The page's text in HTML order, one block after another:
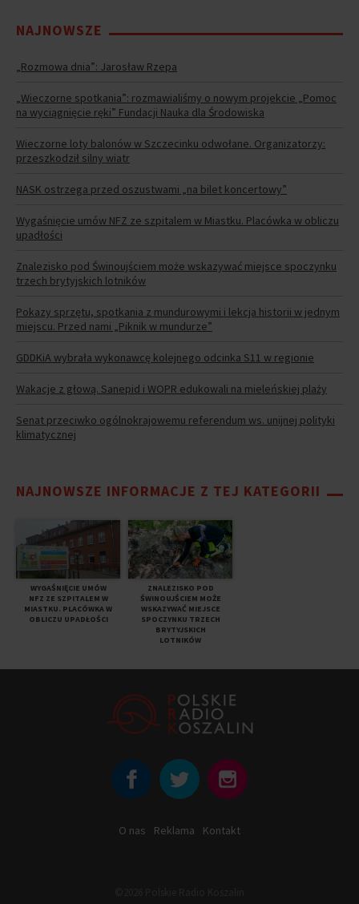
NAJNOWSZE
„Rozmowa dnia”: Jarosław Rzepa
„Wieczorne spotkania”: rozmawialiśmy o nowym projekcie „Pomoc
na wyciągnięcie ręki” Fundacji Nauka dla Środowiska
Wieczorne loty balonów w Szczecinku odwołane. Organizatorzy:
przeszkodził silny wiatr
NASK ostrzega przed oszustwami „na bilet koncertowy”
Wygaśnięcie umów NFZ ze szpitalem w Miastku. Placówka w obliczu
upadłości
Znalezisko pod Świnoujściem może wskazywać miejsce spoczynku
trzech brytyjskich lotników
Pokazy sprzętu, spotkania z mundurowymi i lekcja historii w jednym
miejscu. Przed nami „Piknik w mundurze”
GDDKiA wybrała wykonawcę kolejnego odcinka S11 w regionie
Wakacje z głową. Sanepid i WOPR edukowali na mieleńskiej plaży
Senat przeciwko ogólnokrajowemu referendum ws. unijnej polityki
klimatycznej
NAJNOWSZE INFORMACJE Z TEJ KATEGORII
WYGAŚNIĘCIE UMÓW
NFZ ZE SZPITALEM W
MIASTKU. PLACÓWKA W
OBLICZU UPADŁOŚCI
ZNALEZISKO POD
ŚWINOUJŚCIEM MOŻE
WSKAZYWAĆ MIEJSCE
SPOCZYNKU TRZECH
BRYTYJSKICH
LOTNIKÓW
O nas Reklama Kontakt